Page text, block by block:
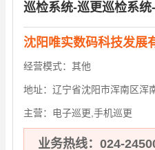
巡检系统-巡更巡检系
沈阳唯实数码科技发展
经营模式： 其他
地址： 辽宁省沈阳市浑南区浑
主营： 电子巡更,手机巡更
业务热线：024-